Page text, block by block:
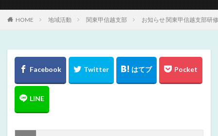
HOME 地域活動 関東甲信越支部 お知らせ 関東甲信越支部研